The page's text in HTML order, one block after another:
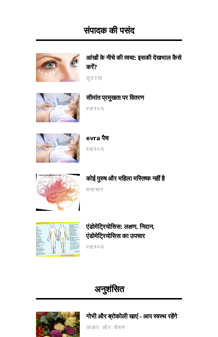
संपादक की पसंद
आंखों के नीचे की त्वचा: इसकी देखभाल कैसे
करें?
सुंदरता
सीमांत प्रमुखता पर वितरण
स्वास्थ्य
evra पैच
स्वास्थ्य
कोई पुरुष और महिला मस्तिष्क नहीं है
समाचार
एंडोमेट्रियोसिस: लक्षण, निदान,
एंडोमेट्रियोसिस का उपचार
स्वास्थ्य
अनुशंसित
गोभी और ब्रोकोली खाएं - आप स्वस्थ रहेंगे
आहार और पोषण